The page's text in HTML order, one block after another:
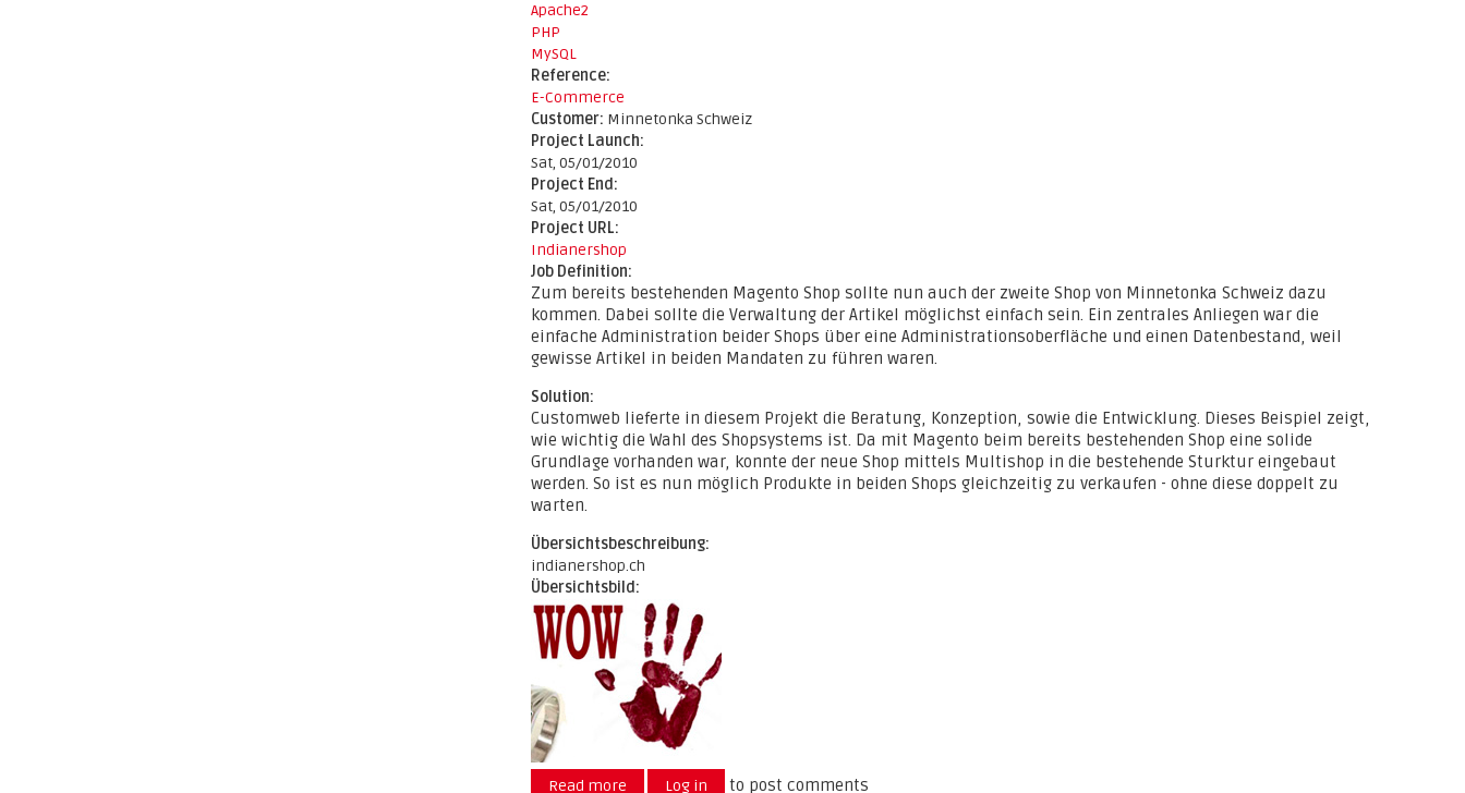
Apache2
PHP
MySQL
Reference:
E-Commerce
Customer: Minnetonka Schweiz
Project Launch:
Sat, 05/01/2010
Project End:
Sat, 05/01/2010
Project URL:
Indianershop
Job Definition:
Zum bereits bestehenden Magento Shop sollte nun auch der zweite Shop von Minnetonka Schweiz dazu
kommen. Dabei sollte die Verwaltung der Artikel möglichst einfach sein. Ein zentrales Anliegen war die
einfache Administration beider Shops über eine Administrationsoberfläche und einen Datenbestand, weil
gewisse Artikel in beiden Mandaten zu führen waren.
Solution:
Customweb lieferte in diesem Projekt die Beratung, Konzeption, sowie die Entwicklung. Dieses Beispiel zeigt,
wie wichtig die Wahl des Shopsystems ist. Da mit Magento beim bereits bestehenden Shop eine solide
Grundlage vorhanden war, konnte der neue Shop mittels Multishop in die bestehende Sturktur eingebaut
werden. So ist es nun möglich Produkte in beiden Shops gleichzeitig zu verkaufen - ohne diese doppelt zu
warten.
Übersichtsbeschreibung:
indianershop.ch
Übersichtsbild:
Read more about Indianershop.ch
Log in to post comments